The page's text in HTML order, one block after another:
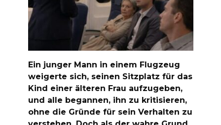
Ein junger Mann in einem Flugzeug
weigerte sich, seinen Sitzplatz für das
Kind einer älteren Frau aufzugeben,
und alle begannen, ihn zu kritisieren,
ohne die Gründe für sein Verhalten zu